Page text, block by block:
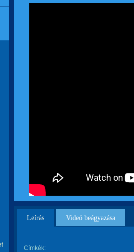
Leírás Videó beágyazása
Címkék: